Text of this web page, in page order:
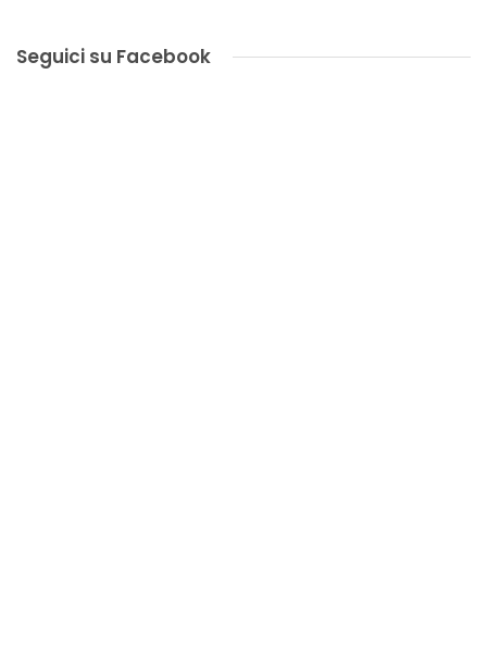
Seguici su Facebook